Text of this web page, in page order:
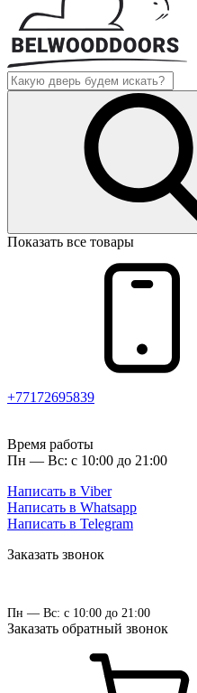
Показать все товары
+77172695839
Время работы
Пн — Вс: с 10:00 до 21:00
Написать в Viber
Написать в Whatsapp
Написать в Telegram
Заказать звонок
Пн — Вс: с 10:00 до 21:00
Заказать обратный звонок